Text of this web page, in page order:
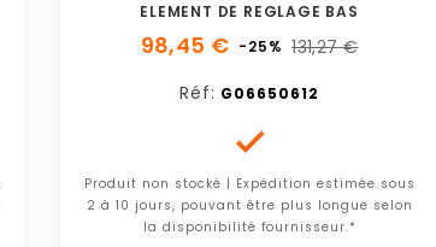
ELEMENT DE REGLAGE BAS
98,45 € -25% 131,27 €
Réf: G06650612

Produit non stocké | Expédition estimée sous
2 à 10 jours, pouvant être plus longue selon
la disponibilité fournisseur.*